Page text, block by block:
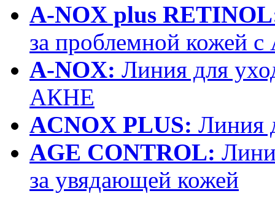
A-NOX plus
за проблемной кожей
A-NOX: Линия для
АКНЕ
ACNOX PLUS: Линия
AGE CONTROL:
за увядающей кожей